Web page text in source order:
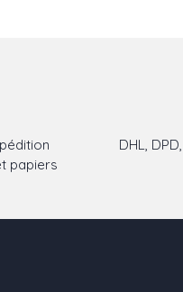
papiers
DHL,